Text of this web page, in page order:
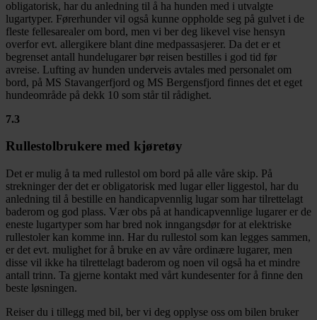
obligatorisk, har du anledning til å ha hunden med i utvalgte
lugartyper. Førerhunder vil også kunne oppholde seg på gulvet i de
fleste fellesarealer om bord, men vi ber deg likevel vise hensyn
overfor evt. allergikere blant dine medpassasjerer. Da det er et
begrenset antall hundelugarer bør reisen bestilles i god tid før
avreise. Lufting av hunden underveis avtales med personalet om
bord, på MS Stavangerfjord og MS Bergensfjord finnes det et eget
hundeområde på dekk 10 som står til rådighet.
7.3
Rullestolbrukere med kjøretøy
Det er mulig å ta med rullestol om bord på alle våre skip. På
strekninger der det er obligatorisk med lugar eller liggestol, har du
anledning til å bestille en handicapvennlig lugar som har tilrettelagt
baderom og god plass. Vær obs på at handicapvennlige lugarer er de
eneste lugartyper som har bred nok inngangsdør for at elektriske
rullestoler kan komme inn. Har du rullestol som kan legges sammen,
er det evt. mulighet for å bruke en av våre ordinære lugarer, men
disse vil ikke ha tilrettelagt baderom og noen vil også ha et mindre
antall trinn. Ta gjerne kontakt med vårt kundesenter for å finne den
beste løsningen.
Reiser du i tillegg med bil, ber vi deg opplyse oss om bilen bruker